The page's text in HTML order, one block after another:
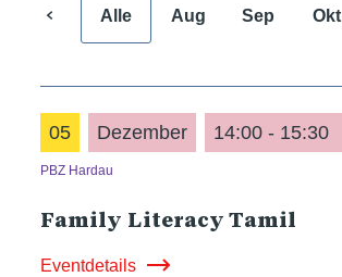
Alle Aug Sep Okt
05 Dezember 14:00 - 15:30
PBZ Hardau
Family Literacy Tamil
Eventdetails